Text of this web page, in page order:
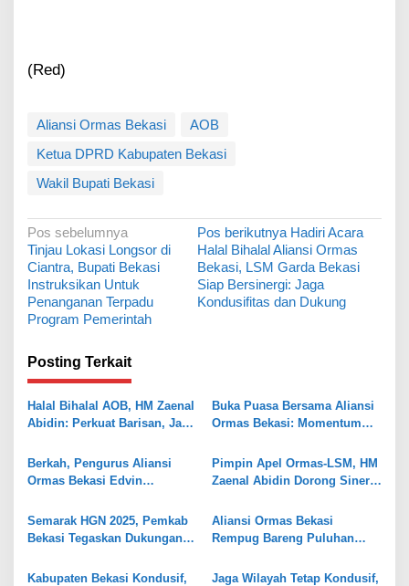
(Red)
Aliansi Ormas Bekasi
AOB
Ketua DPRD Kabupaten Bekasi
Wakil Bupati Bekasi
N
a
v
i
a
s
i
o
s
Pos sebelumnya
Tinjau Lokasi Longsor di
Ciantra, Bupati Bekasi
Instruksikan Untuk
Penanganan Terpadu
Pos berikutnya Hadiri Acara
Halal Bihalal Aliansi Ormas
Bekasi, LSM Garda Bekasi
Siap Bersinergi: Jaga
Kondusifitas dan Dukung
Program Pemerintah
Posting Terkait
Halal Bihalal AOB, HM Zaenal
Abidin: Perkuat Barisan, Jaga
Buka Puasa Bersama Aliansi
Ormas Bekasi: Momentum
Dhuafa
Berkah, Pengurus Aliansi
Ormas Bekasi Edvin
Umroh
Pimpin Apel Ormas-LSM, HM
Zaenal Abidin Dorong Sinergi
dan Kepolisian
Semarak HGN 2025, Pemkab
Bekasi Tegaskan Dukungan
Aliansi Ormas Bekasi
Rempug Bareng Puluhan
Jaga Kabupaten Bekasi
Kabupaten Bekasi Kondusif,
Jaga Wilayah Tetap Kondusif,